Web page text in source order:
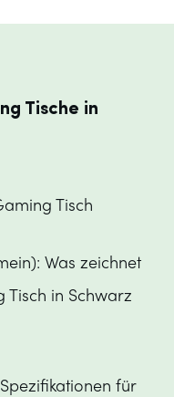
Tische in
Tisch
Was zeichnet
Tisch in Schwarz
Spezifikationen für